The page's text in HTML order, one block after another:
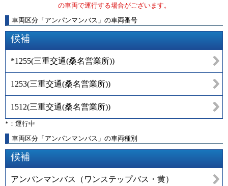
の車両で運行する場合がございます。
車両区分 「 アンパンマンバス 」 の車両番号
候補
*1255(三重交通(桑名営業所))
1253(三重交通(桑名営業所))
1512(三重交通(桑名営業所))
*：運行中
車両区分「アンパンマンバス」の車両種別
候補
アンパンマンバス（ワンステップバス・黄）